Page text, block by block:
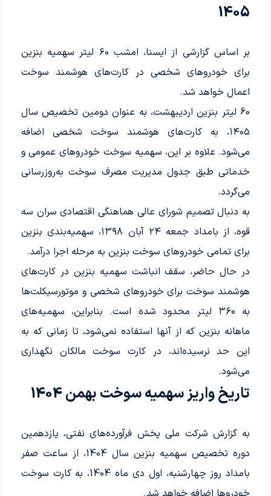
1405
بر اساس گزارشی از ایسنا، امشب ۶۰ لیتر سهمیه بنزین
برای خودروهای شخصی در کارت‌های هوشمند سوخت
اعمال خواهد شد.
60 لیتر بنزین اردیبهشت، به عنوان دومین تخصیص سال
۱۴۰۵، به کارت‌های هوشمند سوخت شخصی اضافه
می‌شود. علاوه بر این، سهمیه سوخت خودروهای عمومی و
خدماتی طبق جدول مدیریت مصرف سوخت به‌روزرسانی
می‌گردد.
به دنبال تصمیم شورای عالی هماهنگی اقتصادی سران سه
قوه، از بامداد جمعه ۲۴ آبان ۱۳۹۸، سهمیه‌بندی بنزین
برای تمامی خودروهای سوخت بنزین به مرحله اجرا درآمد.
در حال حاضر، سقف انباشت سهمیه بنزین در کارت‌های
هوشمند سوخت برای خودروهای شخصی و موتورسیکلت‌ها
به ۳۶۰ لیتر محدود شده است. بنابراین، سهمیه‌های
ماهانه بنزین که از آنها استفاده نمی‌شود، تا زمانی که به
این حد نرسیده‌اند، در کارت سوخت مالکان نگهداری
می‌شود.
تاریخ واریز سهمیه سوخت بهمن 1404
به گزارش شرکت ملی پخش فرآورده‌های نفتی، یازدهمین
دوره تخصیص سهمیه بنزین سال 1404، از ساعت صفر
بامداد روز چهارشنبه، اول دی ماه 1404، به کارت سوخت